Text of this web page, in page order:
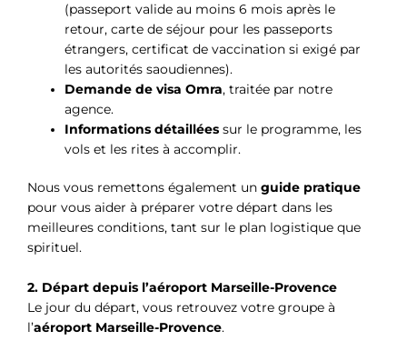
(passeport valide au moins 6 mois après le
retour, carte de séjour pour les passeports
étrangers, certificat de vaccination si exigé par
les autorités saoudiennes).
Demande de visa Omra, traitée par notre
agence.
Informations détaillées sur le programme, les
vols et les rites à accomplir.
Nous vous remettons également un guide pratique
pour vous aider à préparer votre départ dans les
meilleures conditions, tant sur le plan logistique que
spirituel.
2. Départ depuis l’aéroport Marseille-Provence
Le jour du départ, vous retrouvez votre groupe à
l’aéroport Marseille-Provence.